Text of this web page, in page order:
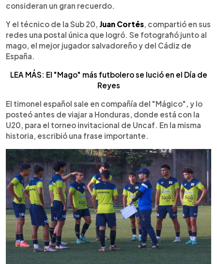
consideran un gran recuerdo.
Y el técnico de la Sub 20, Juan Cortés , compartió en sus
redes una postal única que logró. Se fotografió junto al
mago, el mejor jugador salvadoreño y del Cádiz de
España.
LEA MÁS: El "Mago" más futbolero se lució en el Día de
Reyes
El timonel español sale en compañía del "Mágico", y lo
posteó antes de viajar a Honduras, donde está con la
U20, para el torneo invitacional de Uncaf. En la misma
historia, escribió una frase importante.